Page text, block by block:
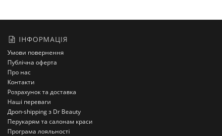
ІНФОРМАЦІЯ
Умови повернення
Публічна оферта
Про нас
Контакти
Розрахунок та доставка
Наші переваги
Дроп-shipping з Dr Beauty
Перукарям та салонам краси
Програма лояльності